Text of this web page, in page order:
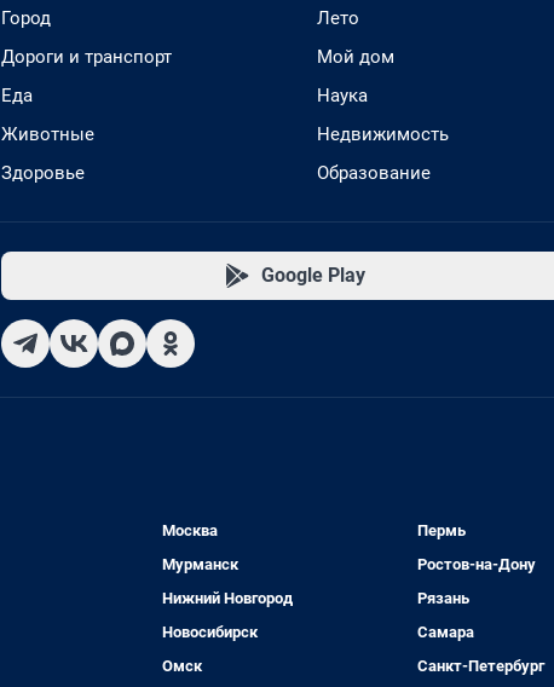
Город
Дороги и транспорт
Еда
Животные
Здоровье
Лето
Мой дом
Наука
Недвижимость
Образование
Google Play
Москва
Мурманск
Нижний Новгород
Новосибирск
Омск
Пермь
Ростов-на-Дону
Рязань
Самара
Санкт-Петербург